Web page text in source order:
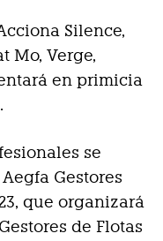
Silence,
Mo, Verge,
en primicia
se
Gestores
que organizará
de Flotas